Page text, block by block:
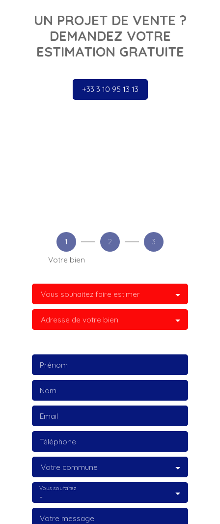
UN PROJET DE VENTE ?
DEMANDEZ VOTRE
ESTIMATION GRATUITE
+33 3 10 95 13 13
1
Votre bien
2 3
Vous souhaitez faire estimer
Adresse de votre bien
Prénom
Nom
Email
Téléphone
Votre commune
-
Vous souhaitez
Votre message